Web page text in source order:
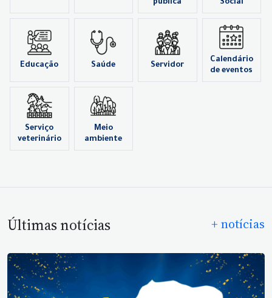
pública Social
Educação Saúde Servidor
Calendário
de eventos
Serviço
veterinário
Meio
ambiente
Últimas notícias + notícias